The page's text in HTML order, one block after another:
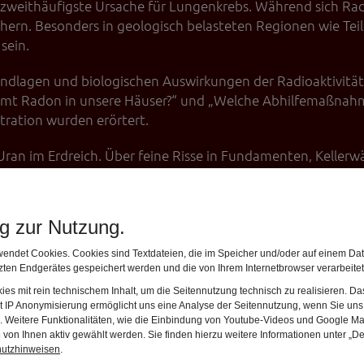
zur Nutzung.
Cookies. Cookies sind Textdateien, die im Speicher und/oder auf einem
Endgerätes gespeichert werden und die von Ihrem Internetbrowser
mit rein technischem Inhalt, um die Seitennutzung technisch zu realisieren.
IP Anonymisierung ermöglicht uns eine Analyse der Seitennutzung, wenn Sie
Weitere Funktionalitäten, wie die Einbindung von Youtube-Videos und Google
Ihnen aktiv gewählt werden. Sie finden hierzu weitere Informationen unter
.
Ursache für Lungenkrebs. Während sich
Besonders in geologisch belasteten Regionen wie
und biologischen Auswirkungen der
Radon in unsere Häuser?“ und „Welche
wurden erörtert.
im Erdreich. Über feine Risse in Fundamenten,
Dort kann sich Radon vor allem in schlecht belüfteten
empfehlen, dauerhaft Werte von 300 Becquerel/
regionalen Geologie ab. Granit- und
beispielsweise die Auffaltung der Alpen tiefere,
zu finden sind. Natürliche Prozesse wie
das Lüftungsverhalten können für Radongehalte
gleichzeitig aber den Luftaustausch erschweren.